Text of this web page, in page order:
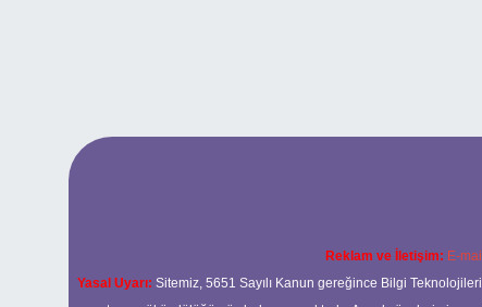
Reklam ve İletişim: E-
Yasal Uyarı: Sitemiz, 5651 Sayılı Kanun gereğince Bilgi